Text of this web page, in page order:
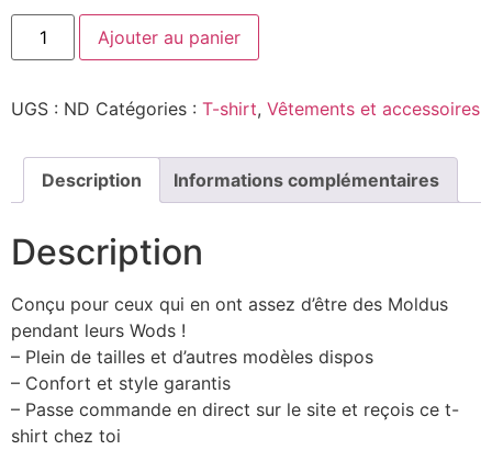
Ajouter au panier
UGS : ND Catégories : T-shirt, Vêtements et accessoires
Description Informations complémentaires
Description
Conçu pour ceux qui en ont assez d’être des Moldus
pendant leurs Wods !
– Plein de tailles et d’autres modèles dispos
– Confort et style garantis
– Passe commande en direct sur le site et reçois ce t-
shirt chez toi